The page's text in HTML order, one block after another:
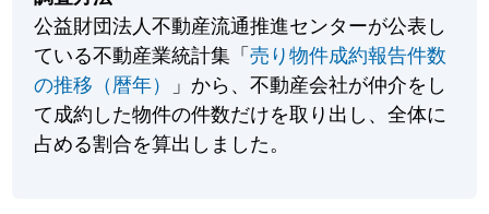
公益財団法人不動産流通推進センターが公表し
ている不動産業統計集「売り物件成約報告件数
の推移（暦年）
」から、不動産会社が仲介をし
て成約した物件の件数だけを取り出し、全体に
占める割合を算出しました。